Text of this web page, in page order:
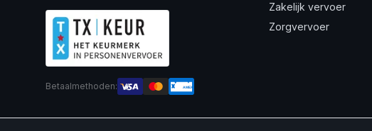
Betaalmethoden: AMEX
Zakelijk vervoer
Zorgvervoer